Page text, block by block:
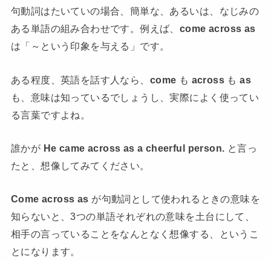
句動詞はたいていの場合、簡単な、あるいは、なじみの
ある単語の組み合わせです。例えば、 come across as
は「～という印象を与える」です。
ある程度、英語を話す人なら、 come も across もas
も、意味は知っているでしょうし、実際によく使ってい
る言葉ですよね。
誰かが He came across as a cheerful person. と言っ
たと、想像してみてください。
Come across as が句動詞として使われるときの意味を
知らないと、3つの単語それぞれの意味を土台にして、
相手の言っていることをなんとなく想像する、というこ
とになります。